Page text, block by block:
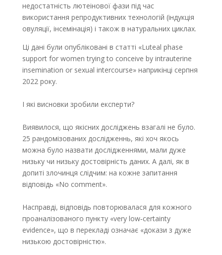
недостатність лютеінової фази під час
використання репродуктивних технологій (індукція
овуляції, інсемінація) і також в натуральних циклах.
Ці дані були опубліковані в статті «Luteal phase
support for women trying to conceive by intrauterine
insemination or sexual intercourse» наприкінці серпня
2022 року.
І які висновки зробили експерти?
Виявилося, що якісних досліджень взагалі не було.
25 рандомізованих дослідженнь, які хоч якось
можна було назвати дослідженнями, мали дуже
низьку чи низьку достовірність даних. А далі, як в
допиті злочинця слідчим: на кожне запитання
відповідь «No comment».
Насправді, відповідь повторювалася для кожного
проаналізованого пункту «very low‐certainty
evidence», що в перекладі означає «докази з дуже
низькою достовірністю».